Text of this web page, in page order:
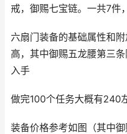
戒，御赐七宝链。一共7件
六扇门装备的基础属性和
高，其中御赐五龙腰第三
入手
做完100个任务大概有240
装备价格参考如图（其中